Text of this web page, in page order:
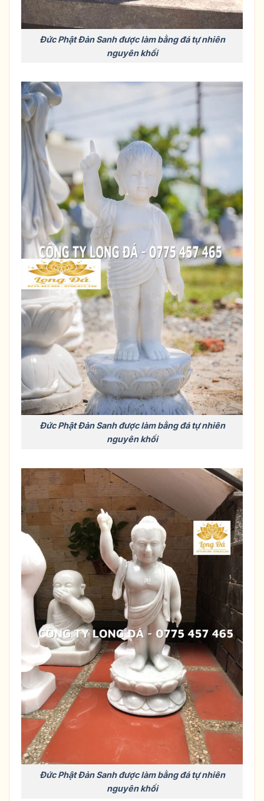
Đức Phật Đản Sanh được làm bằng đá tự nhiên
nguyên khối
Đức Phật Đản Sanh được làm bằng đá tự nhiên
nguyên khối
Đức Phật Đản Sanh được làm bằng đá tự nhiên
nguyên khối